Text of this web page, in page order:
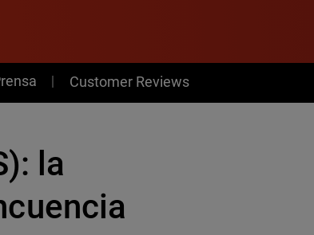
Customer Reviews
la